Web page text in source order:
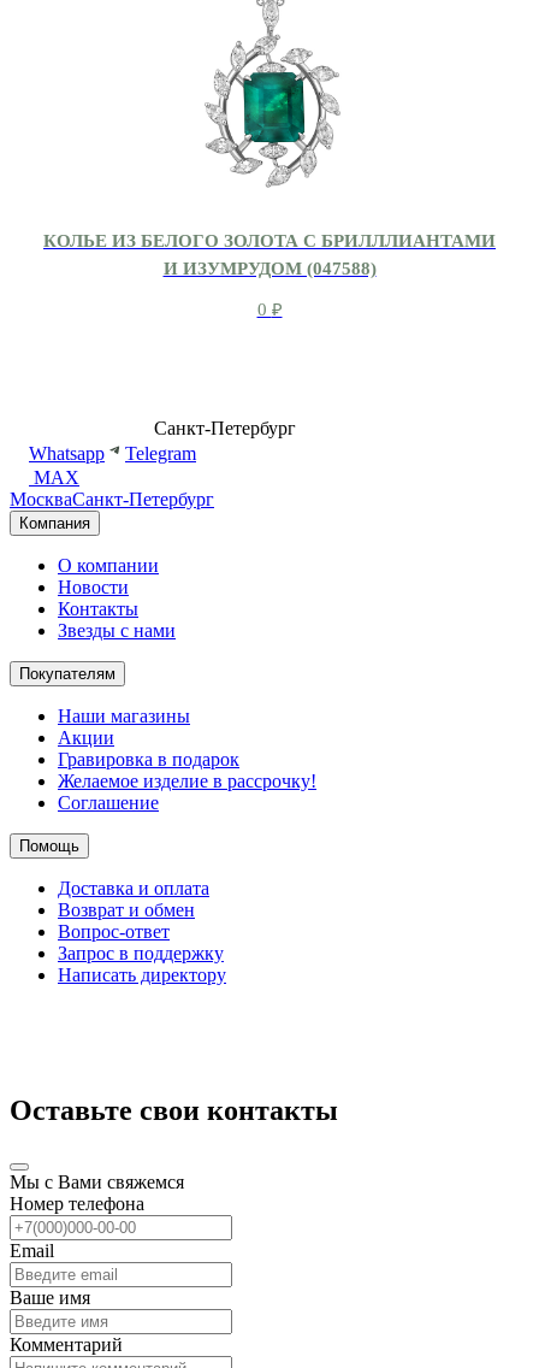
КОЛЬЕ ИЗ БЕЛОГО ЗОЛОТА С БРИЛЛЛИАНТАМИ
И ИЗУМРУДОМ (047588)
0 ₽
Санкт-Петербург
Whatsapp
Telegram
MAX
МоскваСанкт-Петербург
Компания
О компании
Новости
Контакты
Звезды с нами
Покупателям
Наши магазины
Акции
Гравировка в подарок
Желаемое изделие в рассрочку!
Соглашение
Помощь
Доставка и оплата
Возврат и обмен
Вопрос-ответ
Запрос в поддержку
Написать директору
Оставьте свои контакты
Мы с Вами свяжемся
Номер телефона
Email
Ваше имя
Комментарий